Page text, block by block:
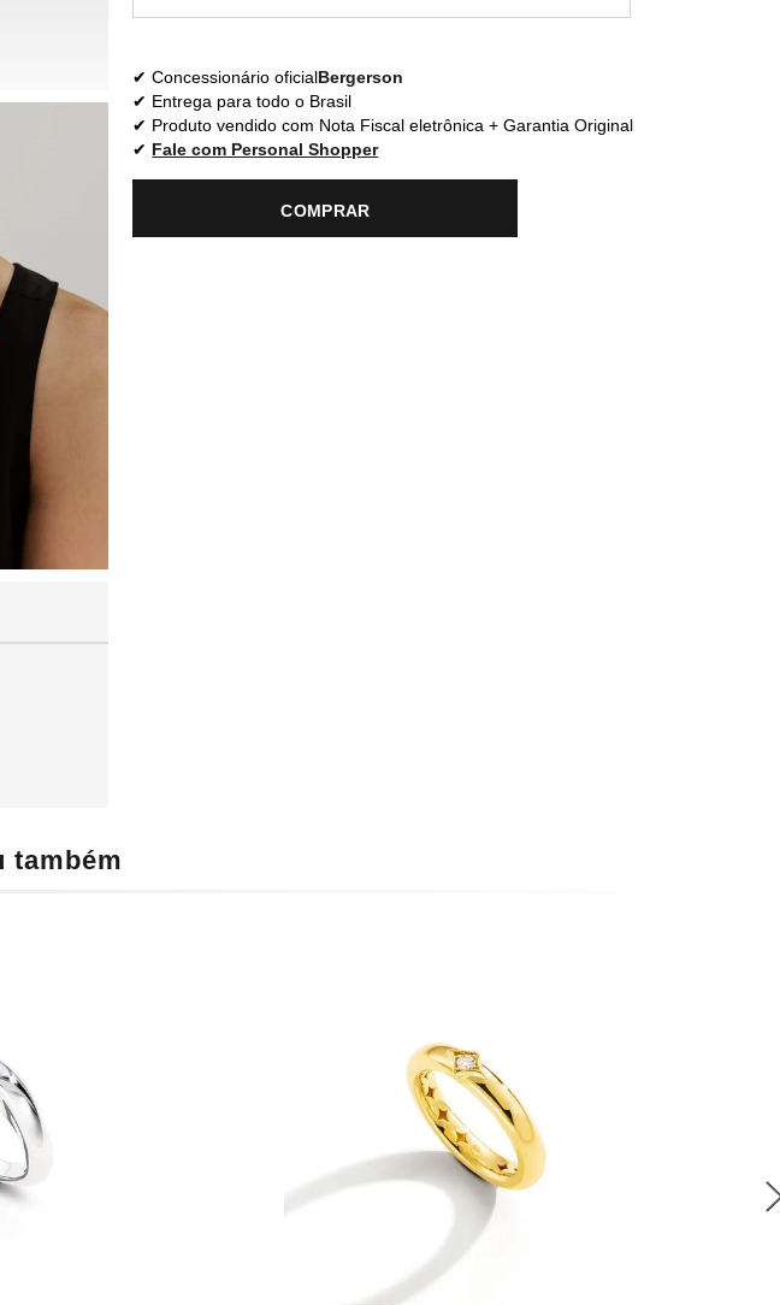
Concessionário oficialBergerson
Entrega para todo o Brasil
Produto vendido com Nota Fiscal eletrônica + Garantia Original
Fale com Personal Shopper
COMPRAR
também